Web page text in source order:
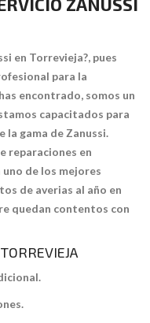
en Torrevieja?, pues
para la
encontrado, somos un
capacitados para
la gama de Zanussi.
reparaciones en
de los mejores
de averias al año en
quedan contentos con